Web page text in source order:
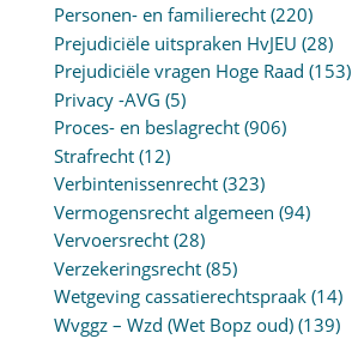
Personen- en familierecht(220)
Prejudiciële uitspraken HvJEU (28)
Prejudiciële vragen Hoge Raad (153)
Privacy -AVG (5)
Proces- en beslagrecht(906)
Strafrecht(12)
Verbintenissenrecht(323)
Vermogensrecht algemeen (94)
Vervoersrecht(28)
Verzekeringsrecht(85)
Wetgeving cassatierechtspraak(14)
Wvggz – Wzd (Wet Bopz oud)(139)